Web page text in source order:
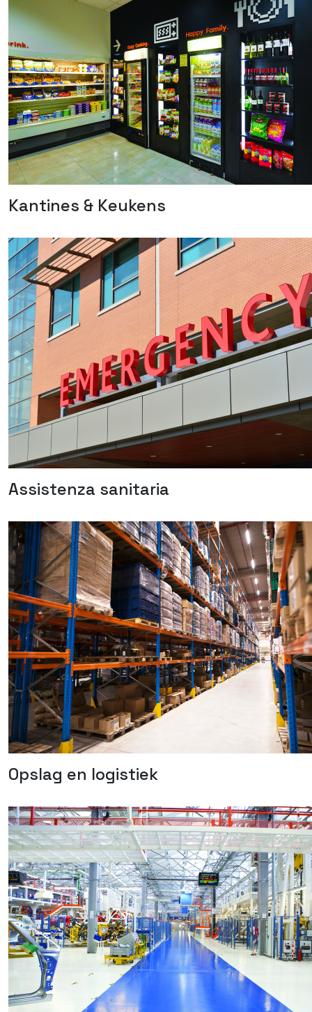
Kantines & Keukens
Assistenza sanitaria
Opslag en logistiek